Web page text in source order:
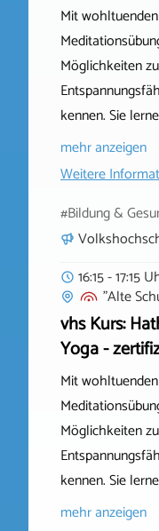
Mit
Möglichkeiten
kennen. Sie
mehr anzeigen
Weitere
#Bildung &
16:15 - 17:15
"Alte
vhs Kurs:
Yoga -
Mit
Möglichkeiten
kennen. Sie
mehr anzeigen